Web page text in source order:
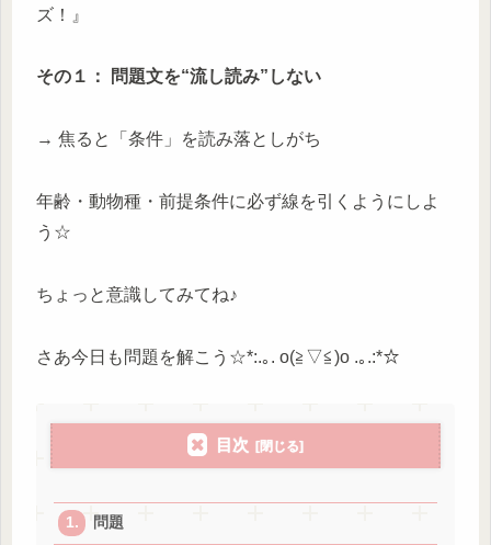
ズ！』
その１： 問題文を“流し読み”しない
→ 焦ると「条件」を読み落としがち
年齢・動物種・前提条件に必ず線を引くようにしよ
う☆
ちょっと意識してみてね♪
さあ今日も問題を解こう☆*:.｡. o(≧▽≦)o .｡.:*☆
目次
問題